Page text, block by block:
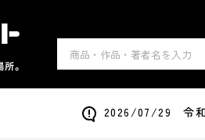
2026/07/29 令和